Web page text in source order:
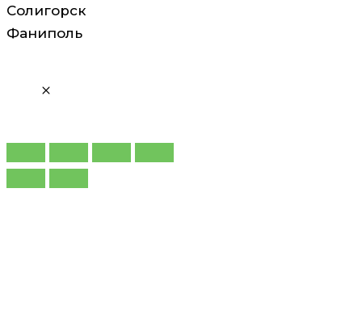
Солигорск
Фаниполь